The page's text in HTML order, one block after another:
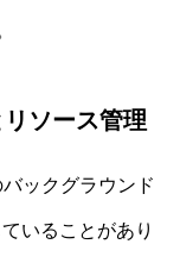
ソース管理
ックグラウンド
いることがあり